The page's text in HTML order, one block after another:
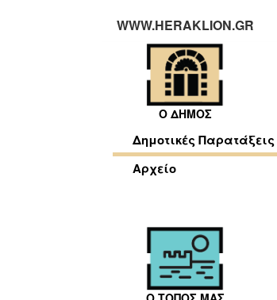
WWW.HERAKLION.GR
Ο ΔΗΜΟΣ
Δημοτικές Παρατάξεις
Αρχείο